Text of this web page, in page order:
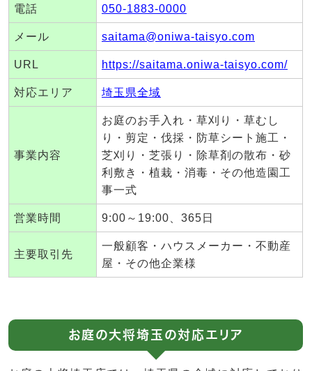
電話 050-1883-0000
メール saitama@oniwa-taisyo.com
URL https://saitama.oniwa-taisyo.com/
対応エリア 埼玉県全域
事業内容
お庭のお手入れ・草刈り・草むし
り・剪定・伐採・防草シート施工・
芝刈り・芝張り・除草剤の散布・砂
利敷き・植栽・消毒・その他造園工
事一式
営業時間 9:00～19:00、365日
主要取引先
一般顧客・ハウスメーカー・不動産
屋・その他企業様
お庭の大将埼玉の対応エリア